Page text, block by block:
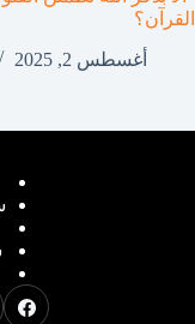
القرآن؟
أغسطس 2, 2025